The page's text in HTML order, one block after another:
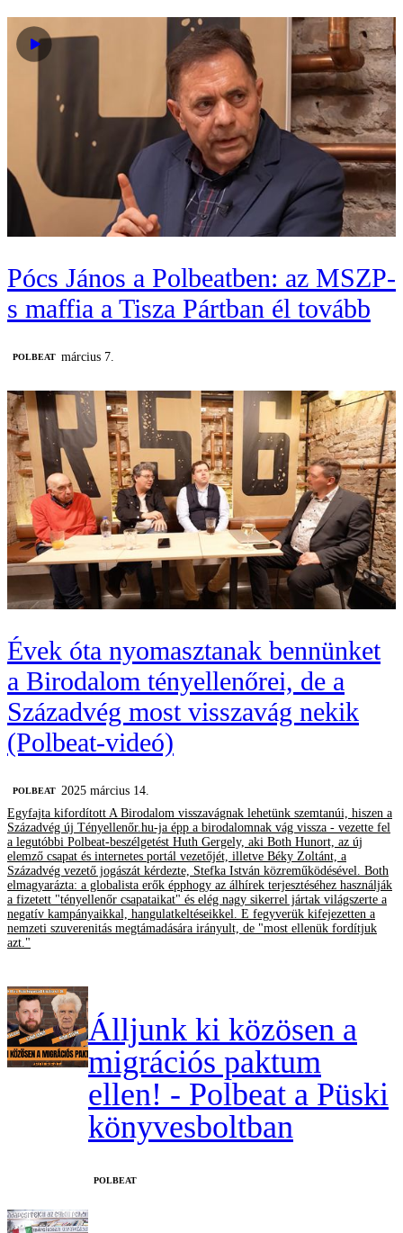
Pócs János a Polbeatben: az MSZP-
s maffia a Tisza Pártban él tovább
‎POLBEAT március 7.
Évek óta nyomasztanak bennünket
a Birodalom tényellenőrei, de a
Századvég most visszavág nekik
(Polbeat-videó)
‎POLBEAT
2025 március 14.
Egyfajta kifordított A Birodalom visszavágnak lehetünk szemtanúi, hiszen a
Századvég új Tényellenőr.hu-ja épp a birodalomnak vág vissza - vezette fel
a legutóbbi Polbeat-beszélgetést Huth Gergely, aki Both Hunort, az új
elemző csapat és internetes portál vezetőjét, illetve Béky Zoltánt, a
Századvég vezető jogászát kérdezte, Stefka István közreműködésével. Both
elmagyarázta: a globalista erők épphogy az álhírek terjesztéséhez használják
a fizetett "tényellenőr csapataikat" és elég nagy sikerrel jártak világszerte a
negatív kampányaikkal, hangulatkeltéseikkel. E fegyverük kifejezetten a
nemzeti szuverenitás megtámadására irányult, de "most ellenük fordítjuk
azt."
Álljunk ki közösen a
migrációs paktum
ellen! - Polbeat a Püski
könyvesboltban
‎POLBEAT